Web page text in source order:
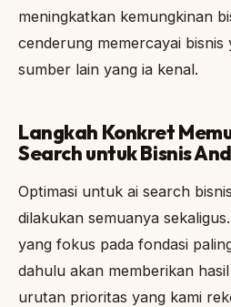
meningkatkan kemungkinan
cenderung memercayai bisnis
sumber lain yang ia kenal.
Langkah Konkret
Search untuk Bisnis
Optimasi untuk ai search
dilakukan semuanya
yang fokus pada fondasi
dahulu akan memberikan
urutan prioritas yang kami